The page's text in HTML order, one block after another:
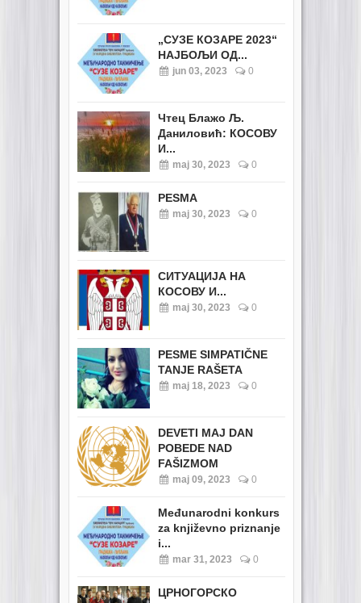
„СУЗЕ КОЗАРЕ 2023“
НАЈБОЉИ ОД...
jun 03, 2023 0
Чтец Блажо Љ.
Даниловић: КОСОВУ
И...
maj 30, 2023 0
PESMA
maj 30, 2023 0
СИТУАЦИЈА НА
КОСОВУ И...
maj 30, 2023 0
PESME SIMPATIČNE
TANJE RAŠETA
maj 18, 2023 0
DEVETI MAJ DAN
POBEDE NAD
FAŠIZMOM
maj 09, 2023 0
Međunarodni konkurs
za književno priznanje
i...
mar 31, 2023 0
ЦРНОГОРСКО